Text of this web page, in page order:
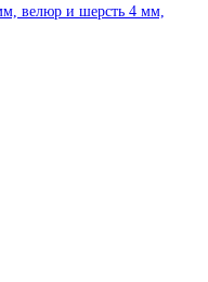
велюр и шерсть 4 мм,